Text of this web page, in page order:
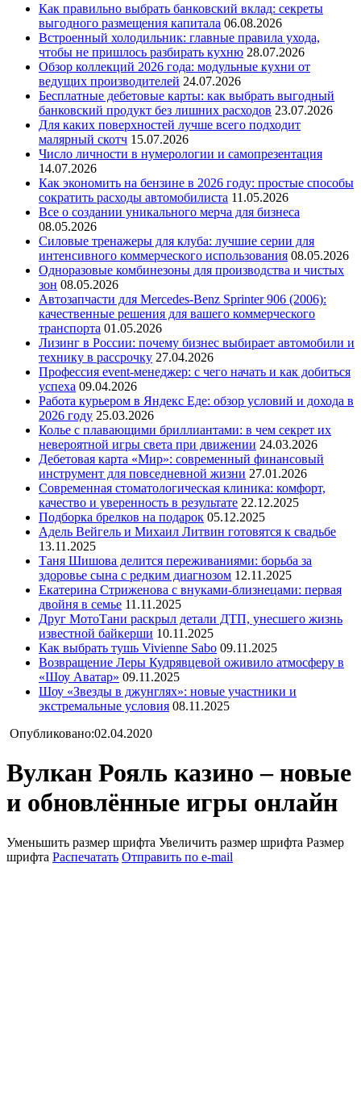
Как правильно выбрать банковский вклад: секреты
выгодного размещения капитала 06.08.2026
Встроенный холодильник: главные правила ухода,
чтобы не пришлось разбирать кухню 28.07.2026
Обзор коллекций 2026 года: модульные кухни от
ведущих производителей 24.07.2026
Бесплатные дебетовые карты: как выбрать выгодный
банковский продукт без лишних расходов 23.07.2026
Для каких поверхностей лучше всего подходит
малярный скотч 15.07.2026
Число личности в нумерологии и самопрезентация
14.07.2026
Как экономить на бензине в 2026 году: простые способы
сократить расходы автомобилиста 11.05.2026
Все о создании уникального мерча для бизнеса
08.05.2026
Силовые тренажеры для клуба: лучшие серии для
интенсивного коммерческого использования 08.05.2026
Одноразовые комбинезоны для производства и чистых
зон 08.05.2026
Автозапчасти для Mercedes-Benz Sprinter 906 (2006):
качественные решения для вашего коммерческого
транспорта 01.05.2026
Лизинг в России: почему бизнес выбирает автомобили и
технику в рассрочку 27.04.2026
Профессия event-менеджер: с чего начать и как добиться
успеха 09.04.2026
Работа курьером в Яндекс Еде: обзор условий и дохода в
2026 году 25.03.2026
Колье с плавающими бриллиантами: в чем секрет их
невероятной игры света при движении 24.03.2026
Дебетовая карта «Мир»: современный финансовый
инструмент для повседневной жизни 27.01.2026
Современная стоматологическая клиника: комфорт,
качество и уверенность в результате 22.12.2025
Подборка брелков на подарок 05.12.2025
Адель Вейгель и Михаил Литвин готовятся к свадьбе
13.11.2025
Таня Шишова делится переживаниями: борьба за
здоровье сына с редким диагнозом 12.11.2025
Екатерина Стриженова с внуками-близнецами: первая
двойня в семье 11.11.2025
Друг МотоТани раскрыл детали ДТП, унесшего жизнь
известной байкерши 10.11.2025
Как выбрать тушь Vivienne Sabo 09.11.2025
Возвращение Леры Кудрявцевой оживило атмосферу в
«Шоу Аватар» 09.11.2025
Шоу «Звезды в джунглях»: новые участники и
экстремальные условия 08.11.2025
Опубликовано:02.04.2020
Вулкан Рояль казино – новые
и обновлённые игры онлайн
Уменьшить размер шрифта Увеличить размер шрифта Размер
шрифта Распечатать Отправить по e-mail